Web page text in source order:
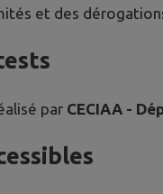
et des
par CECIAA -